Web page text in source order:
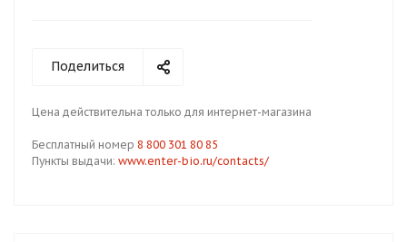
Поделиться
Цена действительна только для интернет-магазина
Бесплатный номер 8 800 301 80 85
Пункты выдачи: www.enter-bio.ru/contacts/